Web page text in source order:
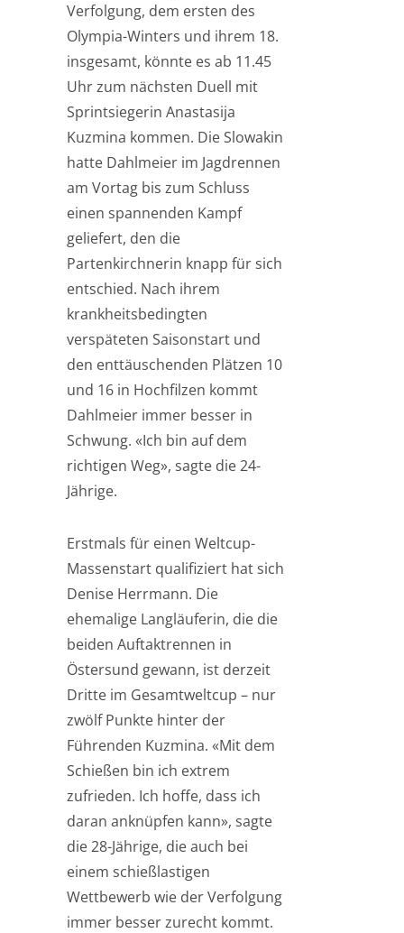
Verfolgung, dem ersten des
Olympia-Winters und ihrem 18.
insgesamt, könnte es ab 11.45
Uhr zum nächsten Duell mit
Sprintsiegerin Anastasija
Kuzmina kommen. Die Slowakin
hatte Dahlmeier im Jagdrennen
am Vortag bis zum Schluss
einen spannenden Kampf
geliefert, den die
Partenkirchnerin knapp für sich
entschied. Nach ihrem
krankheitsbedingten
verspäteten Saisonstart und
den enttäuschenden Plätzen 10
und 16 in Hochfilzen kommt
Dahlmeier immer besser in
Schwung. «Ich bin auf dem
richtigen Weg», sagte die 24-
Jährige.
Erstmals für einen Weltcup-
Massenstart qualifiziert hat sich
Denise Herrmann. Die
ehemalige Langläuferin, die die
beiden Auftaktrennen in
Östersund gewann, ist derzeit
Dritte im Gesamtweltcup – nur
zwölf Punkte hinter der
Führenden Kuzmina. «Mit dem
Schießen bin ich extrem
zufrieden. Ich hoffe, dass ich
daran anknüpfen kann», sagte
die 28-Jährige, die auch bei
einem schießlastigen
Wettbewerb wie der Verfolgung
immer besser zurecht kommt.